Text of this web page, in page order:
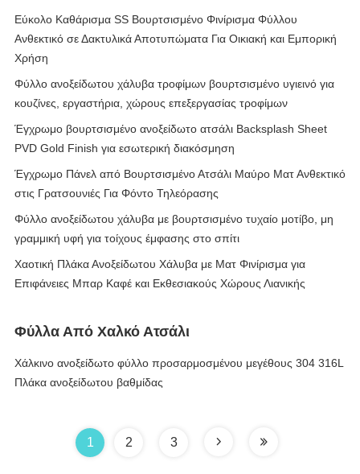
Εύκολο Καθάρισμα SS Βουρτσισμένο Φινίρισμα Φύλλου
Ανθεκτικό σε Δακτυλικά Αποτυπώματα Για Οικιακή και Εμπορική
Χρήση
Φύλλο ανοξείδωτου χάλυβα τροφίμων βουρτσισμένο υγιεινό για
κουζίνες, εργαστήρια, χώρους επεξεργασίας τροφίμων
Έγχρωμο βουρτσισμένο ανοξείδωτο ατσάλι Backsplash Sheet
PVD Gold Finish για εσωτερική διακόσμηση
Έγχρωμο Πάνελ από Βουρτσισμένο Ατσάλι Μαύρο Ματ Ανθεκτικό
στις Γρατσουνιές Για Φόντο Τηλεόρασης
Φύλλο ανοξείδωτου χάλυβα με βουρτσισμένο τυχαίο μοτίβο, μη
γραμμική υφή για τοίχους έμφασης στο σπίτι
Χαοτική Πλάκα Ανοξείδωτου Χάλυβα με Ματ Φινίρισμα για
Επιφάνειες Μπαρ Καφέ και Εκθεσιακούς Χώρους Λιανικής
Φύλλα Από Χαλκό Ατσάλι
Χάλκινο ανοξείδωτο φύλλο προσαρμοσμένου μεγέθους 304 316L
Πλάκα ανοξείδωτου βαθμίδας
1 2 3